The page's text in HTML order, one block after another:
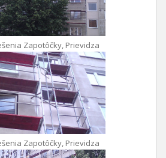
Zapotôčky, Prievidza
Zapotôčky, Prievidza